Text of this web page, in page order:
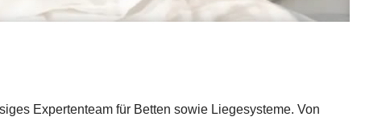
Expertenteam für Betten sowie Liegesysteme. Von